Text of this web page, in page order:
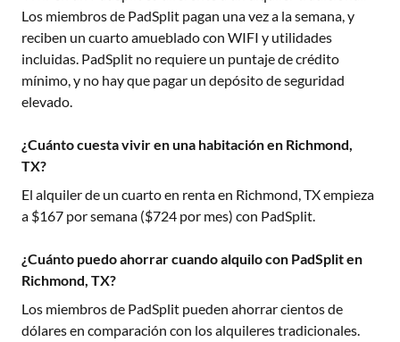
Los miembros de PadSplit pagan una vez a la semana, y
reciben un cuarto amueblado con WIFI y utilidades
incluidas. PadSplit no requiere un puntaje de crédito
mínimo, y no hay que pagar un depósito de seguridad
elevado.
¿Cuánto cuesta vivir en una habitación en Richmond,
TX?
El alquiler de un cuarto en renta en Richmond, TXempieza
a $167 por semana ($724 por mes) con PadSplit.
¿Cuánto puedo ahorrar cuando alquilo con PadSplit en
Richmond, TX?
Los miembros de PadSplit pueden ahorrar cientos de
dólares en comparación con los alquileres tradicionales.